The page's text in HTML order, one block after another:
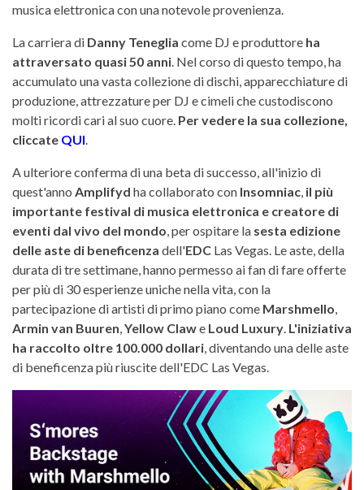
musica elettronica con una notevole provenienza.
La carriera di Danny Teneglia come DJ e produttore ha
attraversato quasi 50 anni. Nel corso di questo tempo, ha
accumulato una vasta collezione di dischi, apparecchiature di
produzione, attrezzature per DJ e cimeli che custodiscono
molti ricordi cari al suo cuore. Per vedere la sua collezione,
cliccate QUI.
A ulteriore conferma di una beta di successo, all'inizio di
quest'anno Amplifyd ha collaborato con Insomniac, il più
importante festival di musica elettronica e creatore di
eventi dal vivo del mondo, per ospitare la sesta edizione
delle aste di beneficenza dell'EDC Las Vegas. Le aste, della
durata di tre settimane, hanno permesso ai fan di fare offerte
per più di 30 esperienze uniche nella vita, con la
partecipazione di artisti di primo piano come Marshmello,
Armin van Buuren,Yellow Clawe Loud Luxury. L'iniziativa
ha raccolto oltre 100.000 dollari, diventando una delle aste
di beneficenza più riuscite dell'EDC Las Vegas.